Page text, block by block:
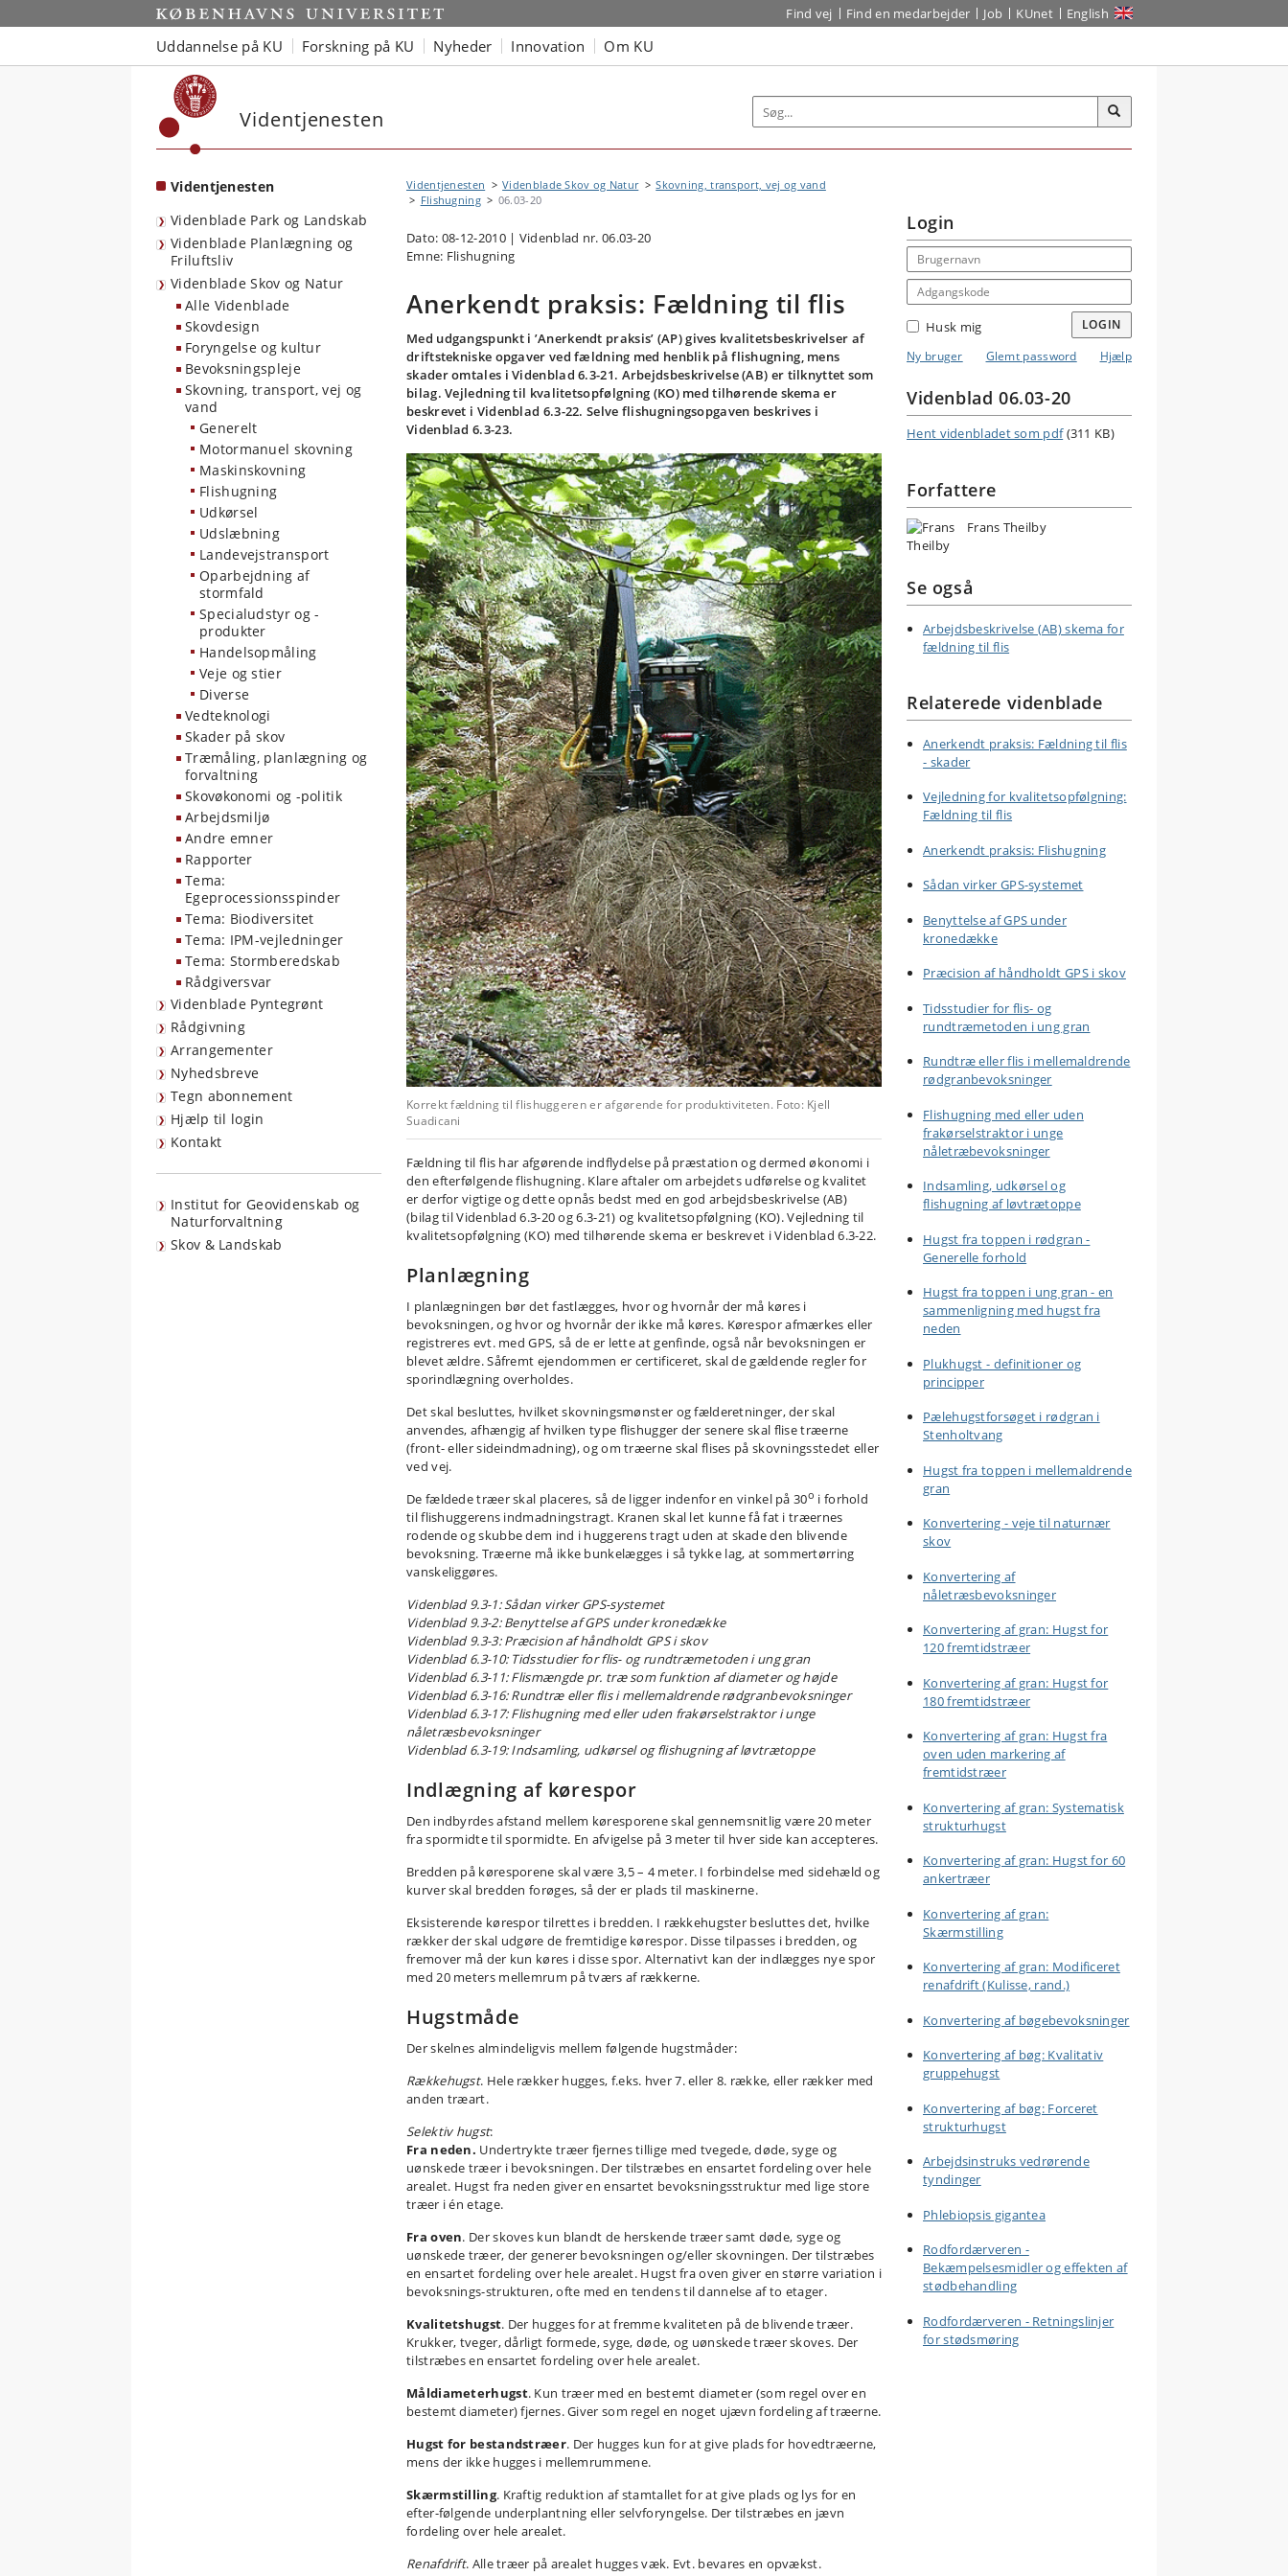
Start Find vej Find en medarbejder Job KUnet English
Uddannelse på KU Forskning på KU Nyheder Innovation Om KU
Videntjenesten
Videntjenesten
Videnblade Park og Landskab
Videnblade Planlægning og
Friluftsliv
Videnblade Skov og Natur
Alle Videnblade
Skovdesign
Foryngelse og kultur
Bevoksningspleje
Skovning, transport, vej og
vand
Generelt
Motormanuel skovning
Maskinskovning
Flishugning
Udkørsel
Udslæbning
Landevejstransport
Oparbejdning af
stormfald
Specialudstyr og -
produkter
Handelsopmåling
Veje og stier
Diverse
Vedteknologi
Skader på skov
Træmåling, planlægning og
forvaltning
Skovøkonomi og -politik
Arbejdsmiljø
Andre emner
Rapporter
Tema:
Egeprocessionsspinder
Tema: Biodiversitet
Tema: IPM-vejledninger
Tema: Stormberedskab
Rådgiversvar
Videnblade Pyntegrønt
Rådgivning
Arrangementer
Nyhedsbreve
Tegn abonnement
Hjælp til login
Kontakt
Institut for Geovidenskab og
Naturforvaltning
Skov & Landskab
Videntjenesten Videnblade Skov og Natur
Skovning, transport, vej og vand
Flishugning
06.03-20
Dato: 08-12-2010 | Videnblad nr. 06.03-20
Emne: Flishugning
Anerkendt praksis: Fældning til flis
Med udgangspunkt i ’Anerkendt praksis’ (AP) gives kvalitetsbeskrivelser af
driftstekniske opgaver ved fældning med henblik på flishugning, mens
skader omtales i Videnblad 6.3-21. Arbejdsbeskrivelse (AB) er tilknyttet som
bilag. Vejledning til kvalitetsopfølgning (KO) med tilhørende skema er
beskrevet i Videnblad 6.3-22. Selve flishugningsopgaven beskrives i
Videnblad 6.3-23.
Korrekt fældning til flishuggeren er afgørende for produktiviteten. Foto: Kjell
Suadicani
Fældning til flis har afgørende indflydelse på præstation og dermed økonomi i
den efterfølgende flishugning. Klare aftaler om arbejdets udførelse og kvalitet
er derfor vigtige og dette opnås bedst med en god arbejdsbeskrivelse (AB)
(bilag til Videnblad 6.3-20 og 6.3-21) og kvalitetsopfølgning (KO). Vejledning til
kvalitetsopfølgning (KO) med tilhørende skema er beskrevet i Videnblad 6.3-22.
Planlægning
I planlægningen bør det fastlægges, hvor og hvornår der må køres i
bevoksningen, og hvor og hvornår der ikke må køres. Kørespor afmærkes eller
registreres evt. med GPS, så de er lette at genfinde, også når bevoksningen er
blevet ældre. Såfremt ejendommen er certificeret, skal de gældende regler for
sporindlægning overholdes.
Det skal besluttes, hvilket skovningsmønster og fælderetninger, der skal
anvendes, afhængig af hvilken type flishugger der senere skal flise træerne
(front- eller sideindmadning), og om træerne skal flises på skovningsstedet eller
ved vej.
De fældede træer skal placeres, så de ligger indenfor en vinkel på 30o i forhold
til flishuggerens indmadningstragt. Kranen skal let kunne få fat i træernes
rodende og skubbe dem ind i huggerens tragt uden at skade den blivende
bevoksning. Træerne må ikke bunkelægges i så tykke lag, at sommertørring
vanskeliggøres.
Videnblad 9.3-1: Sådan virker GPS-systemet
Videnblad 9.3-2: Benyttelse af GPS under kronedække
Videnblad 9.3-3: Præcision af håndholdt GPS i skov
Videnblad 6.3-10: Tidsstudier for flis- og rundtræmetoden i ung gran
Videnblad 6.3-11: Flismængde pr. træ som funktion af diameter og højde
Videnblad 6.3-16: Rundtræ eller flis i mellemaldrende rødgranbevoksninger
Videnblad 6.3-17: Flishugning med eller uden frakørselstraktor i unge
nåletræsbevoksninger
Videnblad 6.3-19: Indsamling, udkørsel og flishugning af løvtrætoppe
Indlægning af kørespor
Den indbyrdes afstand mellem køresporene skal gennemsnitlig være 20 meter
fra spormidte til spormidte. En afvigelse på 3 meter til hver side kan accepteres.
Bredden på køresporene skal være 3,5 – 4 meter. I forbindelse med sidehæld og
kurver skal bredden forøges, så der er plads til maskinerne.
Eksisterende kørespor tilrettes i bredden. I rækkehugster besluttes det, hvilke
rækker der skal udgøre de fremtidige kørespor. Disse tilpasses i bredden, og
fremover må der kun køres i disse spor. Alternativt kan der indlægges nye spor
med 20 meters mellemrum på tværs af rækkerne.
Hugstmåde
Der skelnes almindeligvis mellem følgende hugstmåder:
Rækkehugst. Hele rækker hugges, f.eks. hver 7. eller 8. række, eller rækker med
anden træart.
Selektiv hugst:
Fra neden. Undertrykte træer fjernes tillige med tvegede, døde, syge og
uønskede træer i bevoksningen. Der tilstræbes en ensartet fordeling over hele
arealet. Hugst fra neden giver en ensartet bevoksningsstruktur med lige store
træer i én etage.
Fra oven. Der skoves kun blandt de herskende træer samt døde, syge og
uønskede træer, der generer bevoksningen og/eller skovningen. Der tilstræbes
en ensartet fordeling over hele arealet. Hugst fra oven giver en større variation i
bevoksnings-strukturen, ofte med en tendens til dannelse af to etager.
Kvalitetshugst. Der hugges for at fremme kvaliteten på de blivende træer.
Krukker, tveger, dårligt formede, syge, døde, og uønskede træer skoves. Der
tilstræbes en ensartet fordeling over hele arealet.
Måldiameterhugst. Kun træer med en bestemt diameter (som regel over en
bestemt diameter) fjernes. Giver som regel en noget ujævn fordeling af træerne.
Hugst for bestandstræer. Der hugges kun for at give plads for hovedtræerne,
mens der ikke hugges i mellemrummene.
Skærmstilling. Kraftig reduktion af stamtallet for at give plads og lys for en
efter-følgende underplantning eller selvforyngelse. Der tilstræbes en jævn
fordeling over hele arealet.
Renafdrift. Alle træer på arealet hugges væk. Evt. bevares en opvækst.
Login
Email address
Adgangskode
Husk mig
LOGIN
Ny bruger
Glemt password Hjælp
Videnblad 06.03-20
Hent videnbladet som pdf (311 KB)
Forfattere
Frans Theilby
Se også
Arbejdsbeskrivelse (AB) skema for
fældning til flis
Relaterede videnblade
Anerkendt praksis: Fældning til flis
- skader
Vejledning for kvalitetsopfølgning:
Fældning til flis
Anerkendt praksis: Flishugning
Sådan virker GPS-systemet
Benyttelse af GPS under
kronedække
Præcision af håndholdt GPS i skov
Tidsstudier for flis- og
rundtræmetoden i ung gran
Rundtræ eller flis i mellemaldrende
rødgranbevoksninger
Flishugning med eller uden
frakørselstraktor i unge
nåletræbevoksninger
Indsamling, udkørsel og
flishugning af løvtrætoppe
Hugst fra toppen i rødgran -
Generelle forhold
Hugst fra toppen i ung gran - en
sammenligning med hugst fra
neden
Plukhugst - definitioner og
principper
Pælehugstforsøget i rødgran i
Stenholtvang
Hugst fra toppen i mellemaldrende
gran
Konvertering - veje til naturnær
skov
Konvertering af
nåletræsbevoksninger
Konvertering af gran: Hugst for
120 fremtidstræer
Konvertering af gran: Hugst for
180 fremtidstræer
Konvertering af gran: Hugst fra
oven uden markering af
fremtidstræer
Konvertering af gran: Systematisk
strukturhugst
Konvertering af gran: Hugst for 60
ankertræer
Konvertering af gran:
Skærmstilling
Konvertering af gran: Modificeret
renafdrift (Kulisse, rand.)
Konvertering af bøgebevoksninger
Konvertering af bøg: Kvalitativ
gruppehugst
Konvertering af bøg: Forceret
strukturhugst
Arbejdsinstruks vedrørende
tyndinger
Phlebiopsis gigantea
Rodfordærveren -
Bekæmpelsesmidler og effekten af
stødbehandling
Rodfordærveren - Retningslinjer
for stødsmøring